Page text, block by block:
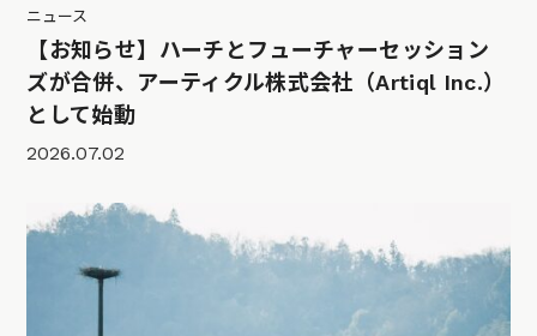
ニュース
【お知らせ】ハーチとフューチャーセッション
ズが合併、アーティクル株式会社（Artiql Inc.）
として始動
2026.07.02